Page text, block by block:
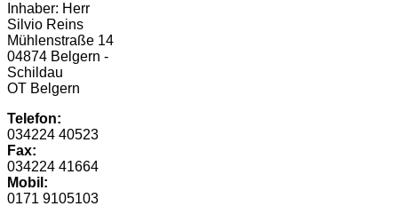
Inhaber: Herr
Silvio Reins
Mühlenstraße 14
04874 Belgern -
Schildau
OT Belgern
Telefon:
034224 40523
Fax:
034224 41664
Mobil:
0171 9105103